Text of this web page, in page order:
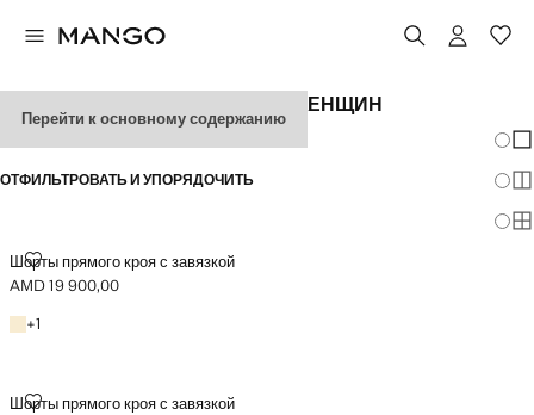
Перейти к основному содержанию
КЛАССИЧЕСКИЕ ШОРТЫ ДЛЯ ЖЕНЩИН
ОТФИЛЬТРОВАТЬ И УПОРЯДОЧИТЬ
Шорты прямого кроя с завязкой
ШОРТЫ ПРЯМОГО КРОЯ С ЗАВЯЗКОЙ
Текущая цена [AMD 19 900,00 ]
AMD 19 900,00
Пастельно-желтый
+1
+1 цвет
Шорты прямого кроя с завязкой
ШОРТЫ ПРЯМОГО КРОЯ С ЗАВЯЗКОЙ